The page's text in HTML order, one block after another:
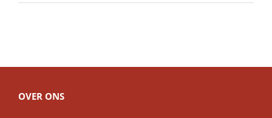
OVER ONS